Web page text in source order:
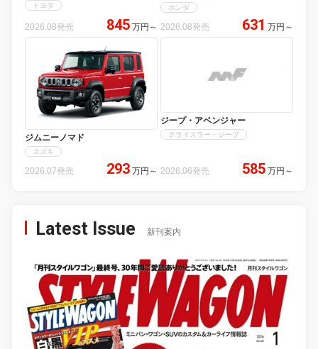
トヨタ
2026.08発売 845 万円 ～
ホンダ
2026.08発売 631 万円 ～
ジムニーノマド
スズキ
2026.07発売 293 万円 ～
ジープ・アベンジャー
クライスラー・ジープ
2026.06発売 585 万円 ～
Latest Issue 新刊案内